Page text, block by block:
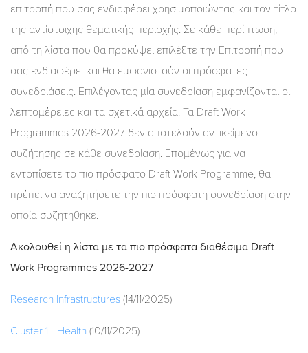
επιτροπή που σας ενδιαφέρει χρησιμοποιώντας και τον τίτλο
της αντίστοιχης θεματικής περιοχής. Σε κάθε περίπτωση,
από τη λίστα που θα προκύψει επιλέξτε την Επιτροπή που
σας ενδιαφέρει και θα εμφανιστούν οι πρόσφατες
συνεδριάσεις. Επιλέγοντας μία συνεδρίαση εμφανίζονται οι
λεπτομέρειες και τα σχετικά αρχεία. Τα Draft Work
Programmes 2026-2027 δεν αποτελούν αντικείμενο
συζήτησης σε κάθε συνεδρίαση. Επομένως για να
εντοπίσετε το πιο πρόσφατο Draft Work Programme, θα
πρέπει να αναζητήσετε την πιο πρόσφατη συνεδρίαση στην
οποία συζητήθηκε.
Ακολουθεί η λίστα με τα πιο πρόσφατα διαθέσιμα Draft
Work Programmes 2026-2027
Research Infrastructures (14/11/2025)
Cluster 1 - Health (10/11/2025)